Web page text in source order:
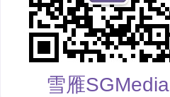
雪雁SGMedia